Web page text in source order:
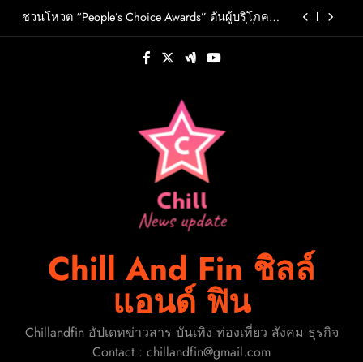
ชอบแห่งปี 2026
FLO เกิร์ลกรุ๊ป R&B สุดแซ่บแห่งยุค ส่งอัลบั้มชุดที่ 2
ปักหมุดวันหยุดนี้! ออกไปสร้างช่วงเวลาพิเศษกับ
ครอบครัว สร้างความทรงจำดีๆไปกับออนิกซ์ฮอสพิ
เพลงสุดไวรัล “Ain’t In LA”พร้อมประกาศอัลบั้มเดบิ
วต์ PRIMA เตรียมปล่อย 4 ก.ย. นี้
ชวนโหวต “People’s Choice Awards” ดันผู้บริโภค
ร่วมตัดสินสุดยอดบริษัทอสังหาฯและเอเจนต์ที่ชื่น
FLO เกิร์ลกรุ๊ป R&B สุดแซ่บแห่งยุค ส่งอัลบั้มชุดที่ 2
THERAPY AT THE CLUB พร้อมปล่อยเอ็มวี “Cry Ugly”
โดนใจแฟนคลับ ก่อนบินมาเจอแฟนไทย 29 สิงหาคม
ปักหมุดวันหยุดนี้! ออกไปสร้างช่วงเวลาพิเศษกับ
ครอบครัว สร้างความทรงจำดีๆไปกับออนิกซ์ฮอสพิ
Chill And Fin ชิลล์
แอนด์ ฟิน
Chillandfin อัปเดทข่าวสาร บันเทิง ท่องเที่ยว สังคม ธุรกิจ
Contact : chillandfin@gmail.com